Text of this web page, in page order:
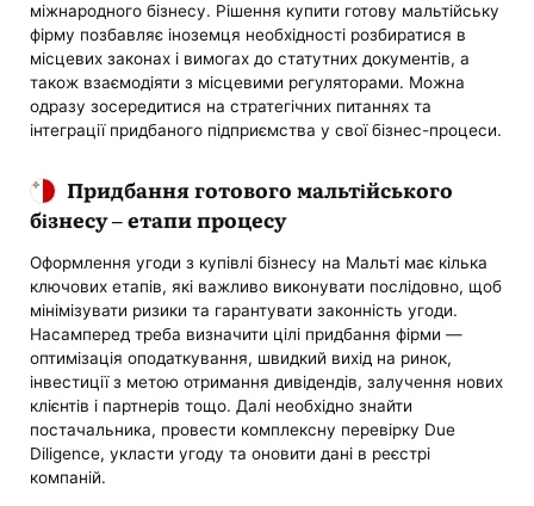
міжнародного бізнесу. Рішення купити готову мальтійську
фірму позбавляє іноземця необхідності розбиратися в
місцевих законах і вимогах до статутних документів, а
також взаємодіяти з місцевими регуляторами. Можна
одразу зосередитися на стратегічних питаннях та
інтеграції придбаного підприємства у свої бізнес-процеси.
Придбання готового мальтійського
бізнесу – етапи процесу
Оформлення угоди з купівлі бізнесу на Мальті має кілька
ключових етапів, які важливо виконувати послідовно, щоб
мінімізувати ризики та гарантувати законність угоди.
Насамперед треба визначити цілі придбання фірми —
оптимізація оподаткування, швидкий вихід на ринок,
інвестиції з метою отримання дивідендів, залучення нових
клієнтів і партнерів тощо. Далі необхідно знайти
постачальника, провести комплексну перевірку Due
Diligence, укласти угоду та оновити дані в реєстрі
компаній.